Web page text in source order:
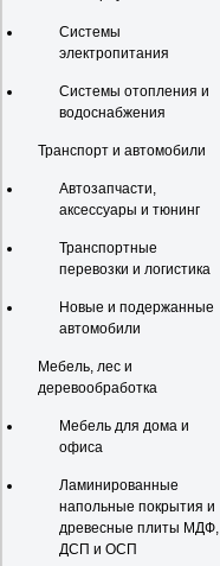
Системы
электропитания
Системы отопления и
водоснабжения
Транспорт и автомобили
Автозапчасти,
аксессуары и тюнинг
Транспортные
перевозки и логистика
Новые и подержанные
автомобили
Мебель, лес и
деревообработка
Мебель для дома и
офиса
Ламинированные
напольные покрытия и
древесные плиты МДФ,
ДСП и ОСП